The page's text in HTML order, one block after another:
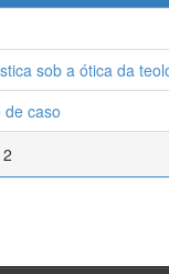
sob a ótica da
caso